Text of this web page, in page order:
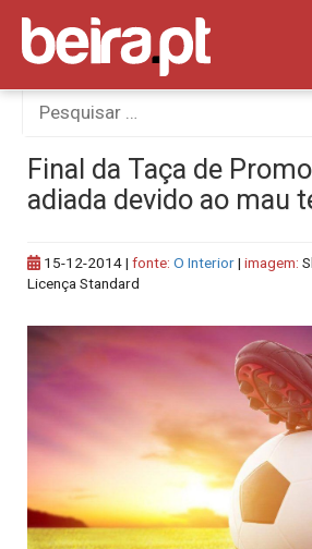
Skip
content
Procurar
por:
Final da Taça de
adiada devido ao mau
15-12-2014| fonte: O Interior| imagem:
Licença Standard